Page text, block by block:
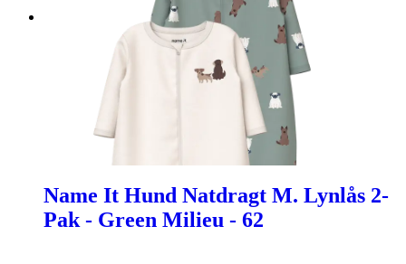
Name It Hund Natdragt M. Lynlås 2-
Pak - Green Milieu - 62